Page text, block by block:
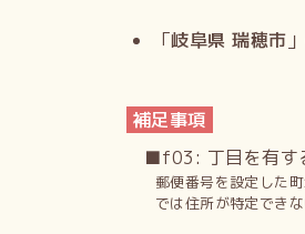
「岐阜県 瑞穂市
補足事項
■f03: 丁目を有す
郵便番号を設定した
では住所が特定できな